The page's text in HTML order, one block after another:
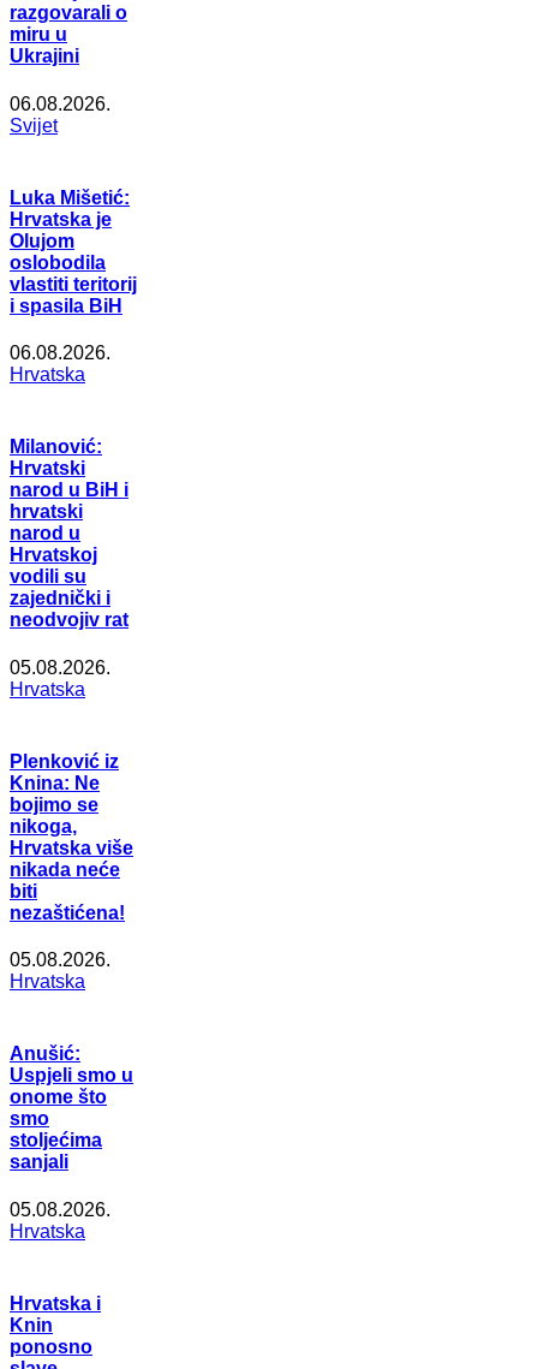
razgovarali o
miru u
Ukrajini
06.08.2026.
Svijet
Luka Mišetić:
Hrvatska je
Olujom
oslobodila
vlastiti teritorij
i spasila BiH
06.08.2026.
Hrvatska
Milanović:
Hrvatski
narod u BiH i
hrvatski
narod u
Hrvatskoj
vodili su
zajednički i
neodvojiv rat
05.08.2026.
Hrvatska
Plenković iz
Knina: Ne
bojimo se
nikoga,
Hrvatska više
nikada neće
biti
nezaštićena!
05.08.2026.
Hrvatska
Anušić:
Uspjeli smo u
onome što
smo
stoljećima
sanjali
05.08.2026.
Hrvatska
Hrvatska i
Knin
ponosno